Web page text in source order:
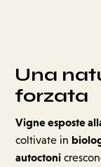
Una
forzata
Vigne esposte
coltivate in
autoctoni